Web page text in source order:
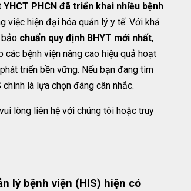
PHCN đã triển khai nhiều bệnh
việc hiện đại hóa quản lý y tế. Với khả
chuẩn quy định BHYT mới nhất,
bệnh viện nâng cao hiệu quả hoạt
triển bền vững. Nếu bạn đang tìm
là lựa chọn đáng cân nhắc.
lòng liên hệ với chúng tôi hoặc truy
lý bệnh viện (HIS) hiện có